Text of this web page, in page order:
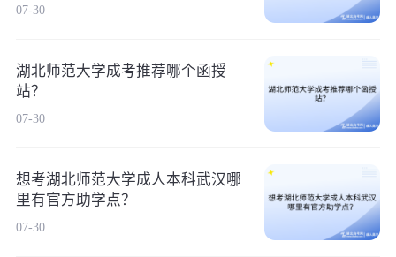
07-30
湖北师范大学成考推荐哪个函授
站？
07-30
想考湖北师范大学成人本科武汉哪
里有官方助学点？
07-30